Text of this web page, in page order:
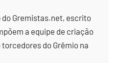
do Gremistas.net, escrito
a equipe de criação
do Grêmio na